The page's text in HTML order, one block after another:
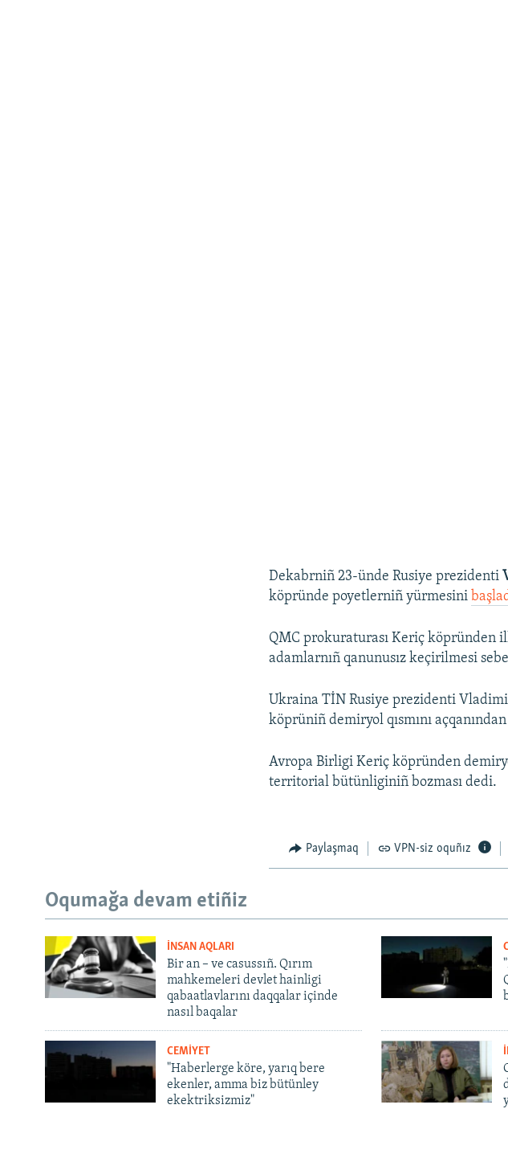
Dekabrniñ 23-ünde Rusiye prezidenti
köpründe poyetlerniñ yürmesini
QMC prokuraturası Keriç köpründen
adamlarnıñ qanunusız keçirilmesi
Ukraina TİN Rusiye prezidenti
köprüniñ demiryol qısmını
Avropa Birligi Keriç köpründen
territorial bütünliginiñ bozması dedi.
Paylaşmaq VPN-siz oquñız
Oqumağa devam etiñiz
İNSAN AQLARI
Bir an – ve casussıñ. Qırım
mahkemeleri devlet hainligi
qabaatlavlarını daqqalar içinde
nasıl baqalar
CEMİYET
"Haberlerge köre, yarıq bere
ekenler, amma biz bütünley
ekektriksizmiz"